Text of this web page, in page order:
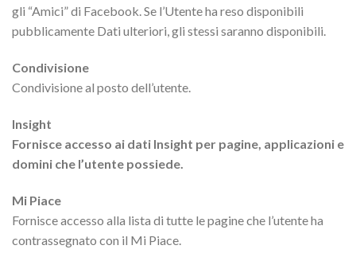
gli “Amici” di Facebook. Se l’Utente ha reso disponibili
pubblicamente Dati ulteriori, gli stessi saranno disponibili.
Condivisione
Condivisione al posto dell’utente.
Insight
Fornisce accesso ai dati Insight per pagine, applicazioni e
domini che l’utente possiede.
Mi Piace
Fornisce accesso alla lista di tutte le pagine che l’utente ha
contrassegnato con il Mi Piace.